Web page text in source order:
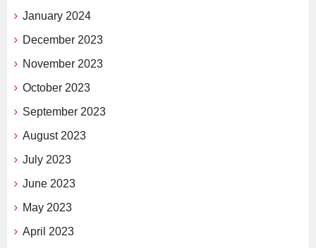
January 2024
December 2023
November 2023
October 2023
September 2023
August 2023
July 2023
June 2023
May 2023
April 2023